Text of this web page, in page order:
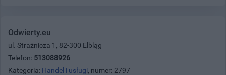
Odwierty.eu
ul. Strażnicza 1, 82-300 Elbląg
Telefon: 513088926
Kategoria: Handel i usługi, numer: 2797